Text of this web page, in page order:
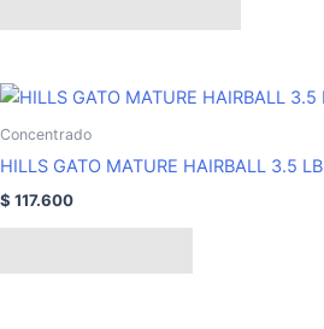
opciones
pueden
en
la
página
de
Concentrado
HILLS GATO MATURE HAIRBALL 3.5 LB
$ 117.600